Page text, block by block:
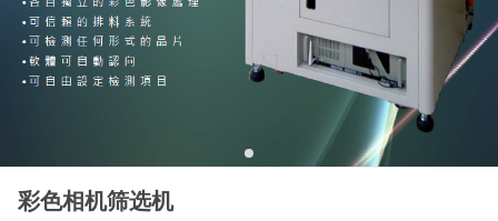
彩色相机筛选机